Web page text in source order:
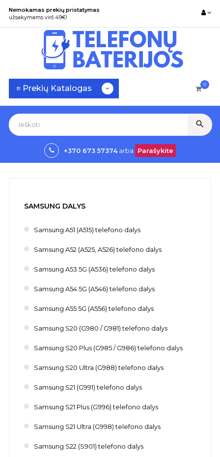
Nemokamas prekių pristatymas
užsakymams virš 49€!
Toggle
navigation
☰ 0
≡ Prekių Katalogas
search
+370 673 57374arba Parašykite
SAMSUNG DALYS
Samsung A51 (A515) telefono dalys
Samsung A52 (A525, A526) telefono dalys
Samsung A53 5G (A536) telefono dalys
Samsung A54 5G (A546) telefono dalys
Samsung A55 5G (A556) telefono dalys
Samsung S20 (G980 / G981) telefono dalys
Samsung S20 Plus (G985 / G986) telefono dalys
Samsung S20 Ultra (G988) telefono dalys
Samsung S21 (G991) telefono dalys
Samsung S21 Plus (G996) telefono dalys
Samsung S21 Ultra (G998) telefono dalys
Samsung S22 (S901) telefono dalys